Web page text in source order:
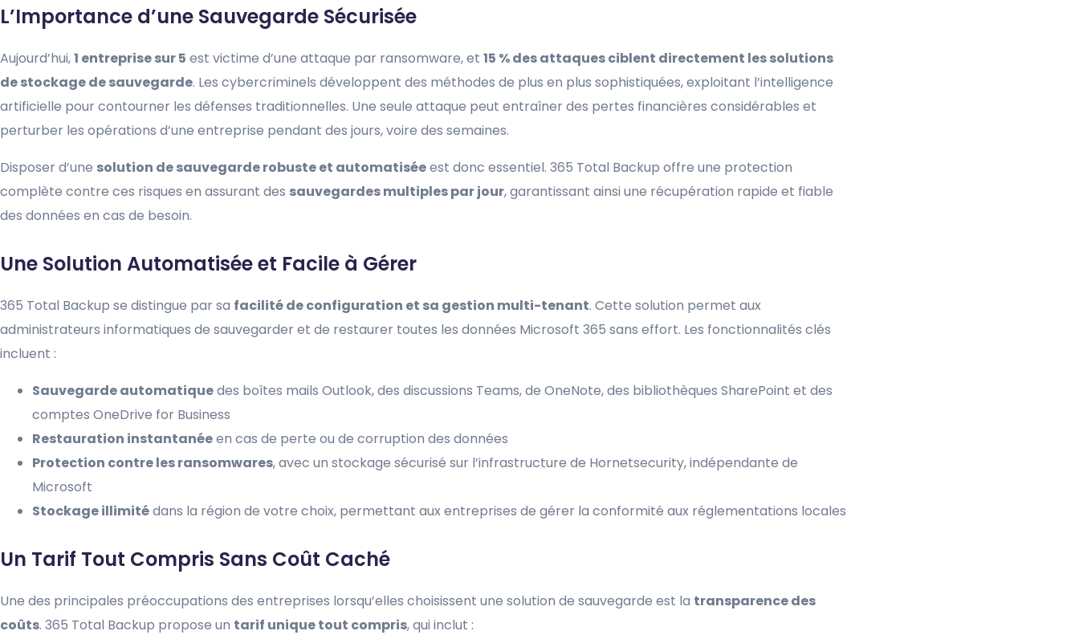
L’Importance d’une Sauvegarde Sécurisée
Aujourd’hui,1 entreprise sur 5 est victime d’une attaque par ransomware, et 15 % des attaques ciblent directement les solutions
de stockage de sauvegarde. Les cybercriminels développent des méthodes de plus en plus sophistiquées, exploitant l’intelligence
artificielle pour contourner les défenses traditionnelles. Une seule attaque peut entraîner des pertes financières considérables et
perturber les opérations d’une entreprise pendant des jours, voire des semaines.
Disposer d’une solution de sauvegarde robuste et automatiséeest donc essentiel. 365 Total Backup offre une protection
complète contre ces risques en assurant des sauvegardes multiples par jour, garantissant ainsi une récupération rapide et fiable
des données en cas de besoin.
Une Solution Automatisée et Facile à Gérer
365 Total Backup se distingue par sa facilité de configuration et sa gestion multi-tenant. Cette solution permet aux
administrateurs informatiques de sauvegarder et de restaurer toutes les données Microsoft 365 sans effort. Les fonctionnalités clés
incluent :
Sauvegarde automatiquedes boîtes mails Outlook, des discussions Teams, de OneNote, des bibliothèques SharePoint et des
comptes OneDrive for Business
Restauration instantanéeen cas de perte ou de corruption des données
Protection contre les ransomwares, avec un stockage sécurisé sur l’infrastructure de Hornetsecurity, indépendante de
Microsoft
Stockage illimitédans la région de votre choix, permettant aux entreprises de gérer la conformité aux réglementations locales
Un Tarif Tout Compris Sans Coût Caché
Une des principales préoccupations des entreprises lorsqu’elles choisissent une solution de sauvegarde est la transparence des
coûts. 365 Total Backup propose un tarif unique tout compris, qui inclut :